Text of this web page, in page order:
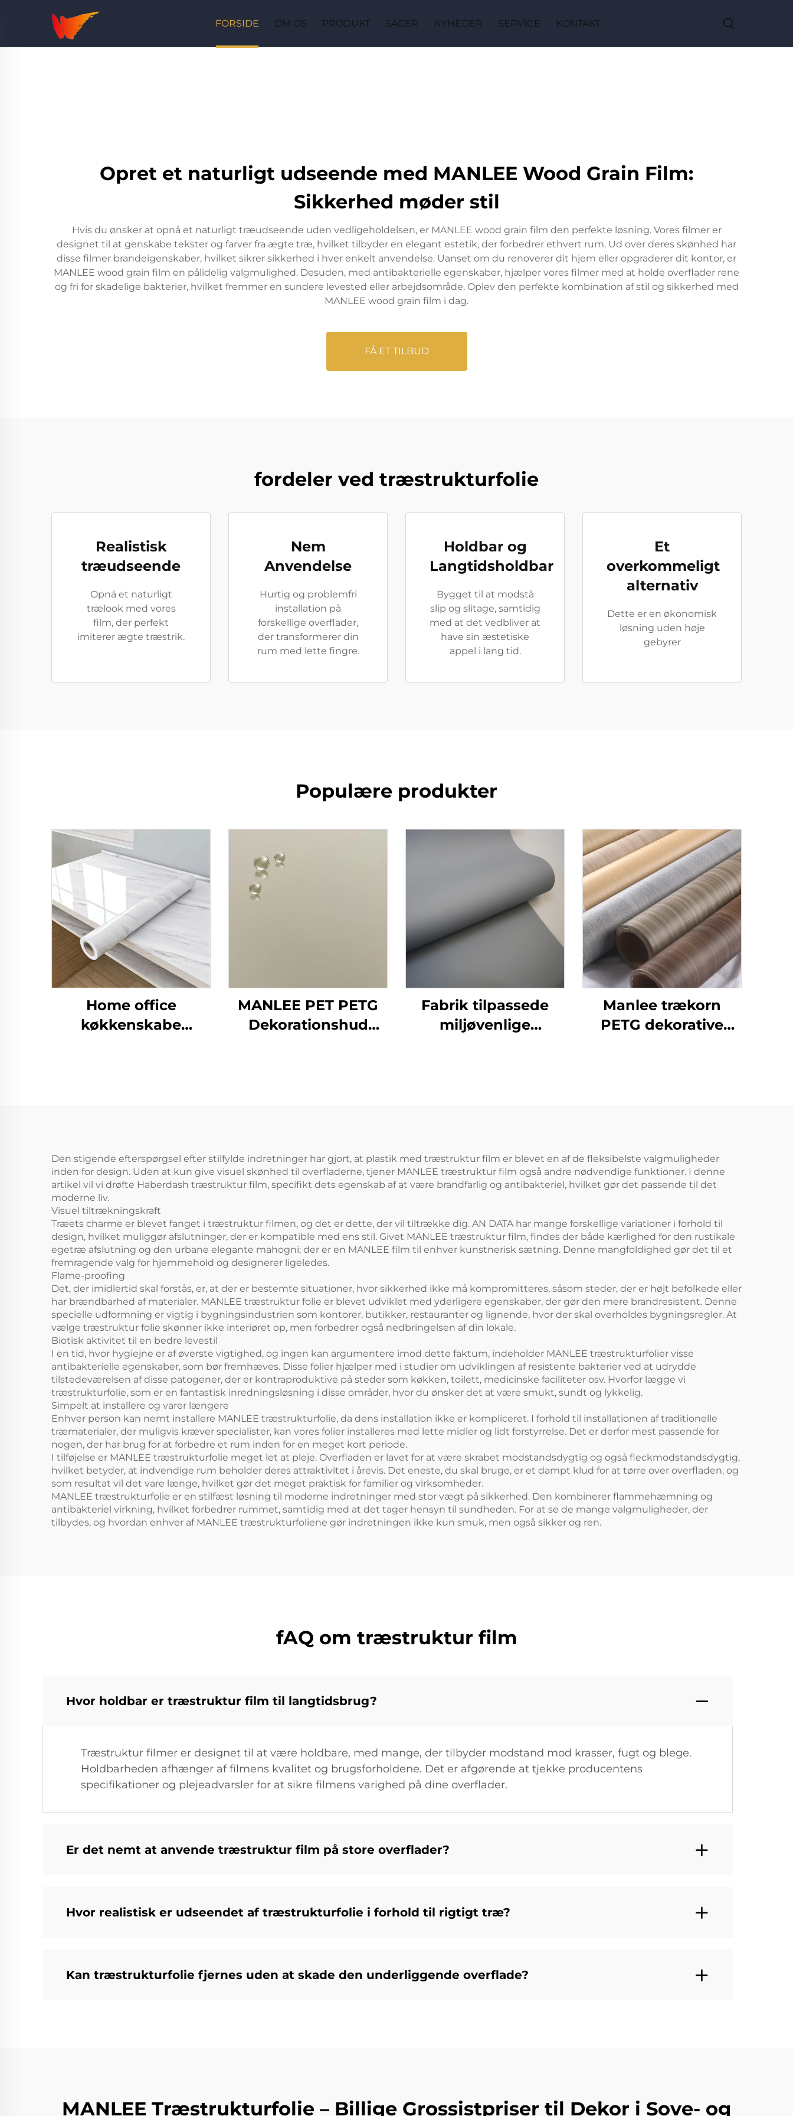
FORSIDE OM OS PRODUKT SAGER NYHEDER SERVICE KONTAKT
Opret et naturligt udseende med MANLEE Wood Grain Film:
Sikkerhed møder stil
Hvis du ønsker at opnå et naturligt træudseende uden vedligeholdelsen, er MANLEE wood grain film den perfekte løsning. Vores filmer er
designet til at genskabe tekster og farver fra ægte træ, hvilket tilbyder en elegant estetik, der forbedrer ethvert rum. Ud over deres skønhed har
disse filmer brandeigenskaber, hvilket sikrer sikkerhed i hver enkelt anvendelse. Uanset om du renoverer dit hjem eller opgraderer dit kontor, er
MANLEE wood grain film en pålidelig valgmulighed. Desuden, med antibakterielle egenskaber, hjælper vores filmer med at holde overflader rene
og fri for skadelige bakterier, hvilket fremmer en sundere levested eller arbejdsområde. Oplev den perfekte kombination af stil og sikkerhed med
MANLEE wood grain film i dag.
FÅ ET TILBUD
fordeler ved træstrukturfolie
Realistisk
træudseende
Opnå et naturligt
trælook med vores
film, der perfekt
imiterer ægte træstrik.
Nem
Anvendelse
Hurtig og problemfri
installation på
forskellige overflader,
der transformerer din
rum med lette fingre.
Holdbar og
Langtidsholdbar
Bygget til at modstå
slip og slitage, samtidig
med at det vedbliver at
have sin æstetiske
appel i lang tid.
Et
overkommeligt
alternativ
Dette er en økonomisk
løsning uden høje
gebyrer
Populære produkter
Home office
køkkenskabe
MANLEE PET PETG
Dekorationshud
Fabrik tilpassede
miljøvenlige
Manlee trækorn
PETG dekorative
Den stigende efterspørgsel efter stilfylde indretninger har gjort, at plastik med træstruktur film er blevet en af de fleksibelste valgmuligheder
inden for design. Uden at kun give visuel skønhed til overfladerne, tjener MANLEE træstruktur film også andre nødvendige funktioner. I denne
artikel vil vi drøfte Haberdash træstruktur film, specifikt dets egenskab af at være brandfarlig og antibakteriel, hvilket gør det passende til det
moderne liv.
Visuel tiltrækningskraft
Træets charme er blevet fanget i træstruktur filmen, og det er dette, der vil tiltrække dig. AN DATA har mange forskellige variationer i forhold til
design, hvilket muliggør afslutninger, der er kompatible med ens stil. Givet MANLEE træstruktur film, findes der både kærlighed for den rustikale
egetræ afslutning og den urbane elegante mahogni; der er en MANLEE film til enhver kunstnerisk sætning. Denne mangfoldighed gør det til et
fremragende valg for hjemmehold og designerer ligeledes.
Flame-proofing
Det, der imidlertid skal forstås, er, at der er bestemte situationer, hvor sikkerhed ikke må kompromitteres, såsom steder, der er højt befolkede eller
har brændbarhed af materialer. MANLEE træstruktur folie er blevet udviklet med yderligere egenskaber, der gør den mere brandresistent. Denne
specielle udformning er vigtig i bygningsindustrien som kontorer, butikker, restauranter og lignende, hvor der skal overholdes bygningsregler. At
vælge træstruktur folie skønner ikke interiøret op, men forbedrer også nedbringelsen af din lokale.
Biotisk aktivitet til en bedre levestil
I en tid, hvor hygiejne er af øverste vigtighed, og ingen kan argumentere imod dette faktum, indeholder MANLEE træstrukturfolier visse
antibakterielle egenskaber, som bør fremhæves. Disse folier hjælper med i studier om udviklingen af resistente bakterier ved at udrydde
tilstedeværelsen af disse patogener, der er kontraproduktive på steder som køkken, toilett, medicinske faciliteter osv. Hvorfor lægge vi
træstrukturfolie, som er en fantastisk inredningsløsning i disse områder, hvor du ønsker det at være smukt, sundt og lykkelig.
Simpelt at installere og varer længere
Enhver person kan nemt installere MANLEE træstrukturfolie, da dens installation ikke er kompliceret. I forhold til installationen af traditionelle
træmaterialer, der muligvis kræver specialister, kan vores folier installeres med lette midler og lidt forstyrrelse. Det er derfor mest passende for
nogen, der har brug for at forbedre et rum inden for en meget kort periode.
I tilføjelse er MANLEE træstrukturfolie meget let at pleje. Overfladen er lavet for at være skrabet modstandsdygtig og også fleckmodstandsdygtig,
hvilket betyder, at indvendige rum beholder deres attraktivitet i årevis. Det eneste, du skal bruge, er et dampt klud for at tørre over overfladen, og
som resultat vil det vare længe, hvilket gør det meget praktisk for familier og virksomheder.
MANLEE træstrukturfolie er en stilfæst løsning til moderne indretninger med stor vægt på sikkerhed. Den kombinerer flammehæmning og
antibakteriel virkning, hvilket forbedrer rummet, samtidig med at det tager hensyn til sundheden. For at se de mange valgmuligheder, der
tilbydes, og hvordan enhver af MANLEE træstrukturfoliene gør indretningen ikke kun smuk, men også sikker og ren.
fAQ om træstruktur film
Hvor holdbar er træstruktur film til langtidsbrug?
Træstruktur filmer er designet til at være holdbare, med mange, der tilbyder modstand mod krasser, fugt og blege.
Holdbarheden afhænger af filmens kvalitet og brugsforholdene. Det er afgørende at tjekke producentens
specifikationer og plejeadvarsler for at sikre filmens varighed på dine overflader.
Er det nemt at anvende træstruktur film på store overflader?
Hvor realistisk er udseendet af træstrukturfolie i forhold til rigtigt træ?
Kan træstrukturfolie fjernes uden at skade den underliggende overflade?
MANLEE Træstrukturfolie – Billige Grossistpriser til Dekor i Sove- og